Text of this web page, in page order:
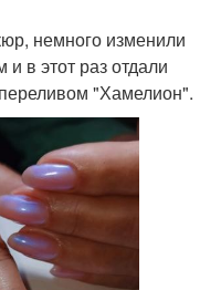
немного изменили
в этот раз отдали
"Хамелион".